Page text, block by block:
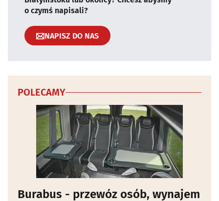
o czymś napisali?
NAPISZ DO NAS
POLECAMY
Burabus - przewóz osób, wynajem